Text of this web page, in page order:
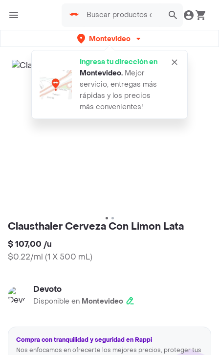
Montevideo
Ingresa tu dirección en
Montevideo. Mejor
servicio, entregas más
rápidas y los precios
más convenientes!
Clausthaler Cerveza Con Limon Lata
$ 107,00 /u
$0.22/ml (1 X 500 mL)
Devoto
Disponible en Montevideo
Compra con tranquilidad y seguridad en Rappi
Nos enfocamos en ofrecerte los mejores precios, proteger tus